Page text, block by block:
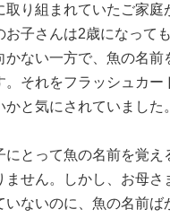
取り組まれていたご家庭
お子さんは2歳になって
かない一方で、魚の名前
。それをフラッシュカー
と気にされていました。
にとって魚の名前を覚え
ません。しかし、お母さ
いないのに、魚の名前ば